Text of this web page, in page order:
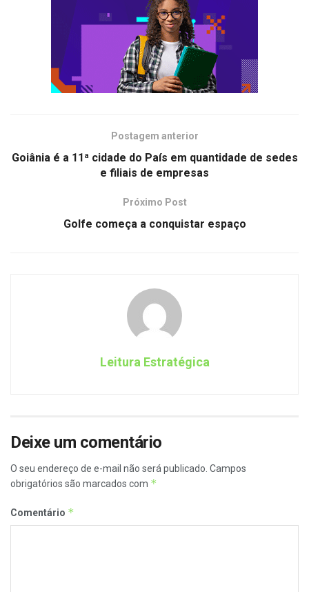
Postagem anterior
Goiânia é a 11ª cidade do País em quantidade de sedes
e filiais de empresas
Próximo Post
Golfe começa a conquistar espaço
Leitura Estratégica
Deixe um comentário
O seu endereço de e-mail não será publicado. Campos
obrigatórios são marcados com *
Comentário *